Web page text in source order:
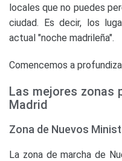
locales que no puedes
ciudad. Es decir, los
actual "noche madrileña".
Comencemos a
Las mejores zonas
Madrid
Zona de Nuevos
La zona de marcha de